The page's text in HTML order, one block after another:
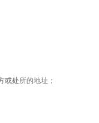
或处所的地址；